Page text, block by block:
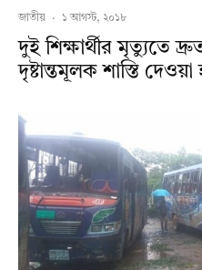
জাতীয় · ১ আগস্ট, ২০১৮
দুই শিক্ষার্থীর মৃত্যুতে
দৃষ্টান্তমূলক শাস্তি দেওয়া